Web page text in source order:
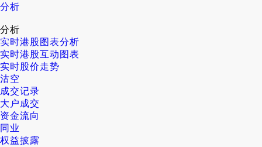
分析
分析
实时港股图表分析
实时港股互动图表
实时股价走势
沽空
成交记录
大户成交
资金流向
同业
权益披露